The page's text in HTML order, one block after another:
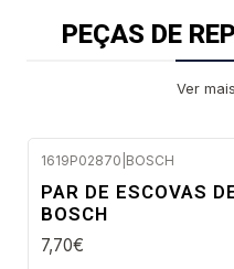
PEÇAS DE
Ver
1619P02870 BOSCH
PAR DE ESCOVAS
BOSCH
7,70€